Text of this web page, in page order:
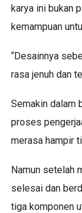
karya ini bukan
kemampuan
“Desainnya
rasa jenuh dan
Semakin dalam
proses
merasa hampir
Namun setelah
selesai dan
tiga komponen